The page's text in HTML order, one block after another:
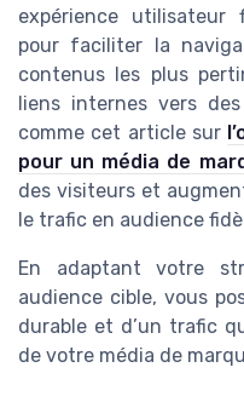
expérience utilisateur
pour faciliter la
contenus les plus
liens internes vers des
comme cet article sur
pour un média de
des visiteurs et
le trafic en audience
En adaptant votre
audience cible, vous
durable et d’un trafic
de votre média de